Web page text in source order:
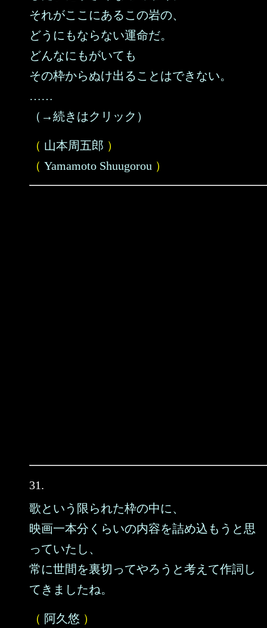
それがここにあるこの岩の、
どうにもならない運命だ。
どんなにもがいても
その枠からぬけ出ることはできない。
……
（→続きはクリック）
（ 山本周五郎 ）
（ Yamamoto Shuugorou ）
31.
歌という限られた枠の中に、
映画一本分くらいの内容を詰め込もうと思
っていたし、
常に世間を裏切ってやろうと考えて作詞し
てきましたね。
（ 阿久悠 ）